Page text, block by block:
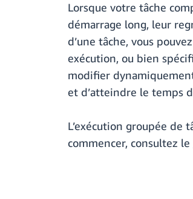
Lorsque votre tâche
démarrage long, leur
d’une tâche, vous
exécution, ou bien
modifier
et d’atteindre le temps
L’exécution groupée de
commencer, consultez le